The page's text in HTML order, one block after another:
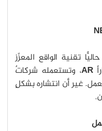
تقنية الواقع المعزّز
AR، وتستعمله شركاتٌ
غير أن انتشاره بشكلٍ